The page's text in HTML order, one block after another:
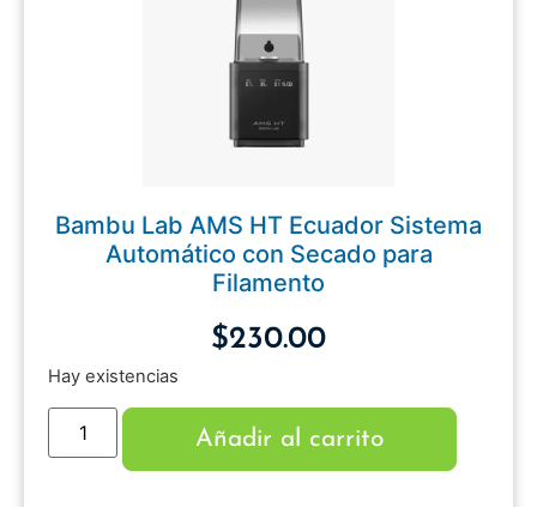
Bambu Lab AMS HT Ecuador Sistema
Automático con Secado para
Filamento
$230.00
Hay existencias
Añadir al carrito